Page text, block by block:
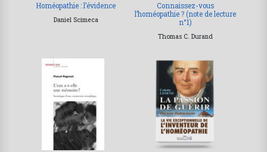
Homéopathie : l’évidence
Daniel Scimeca
Connaissez-vous
l’homéopathie ? (note de lecture
n°1)
Thomas C. Durand